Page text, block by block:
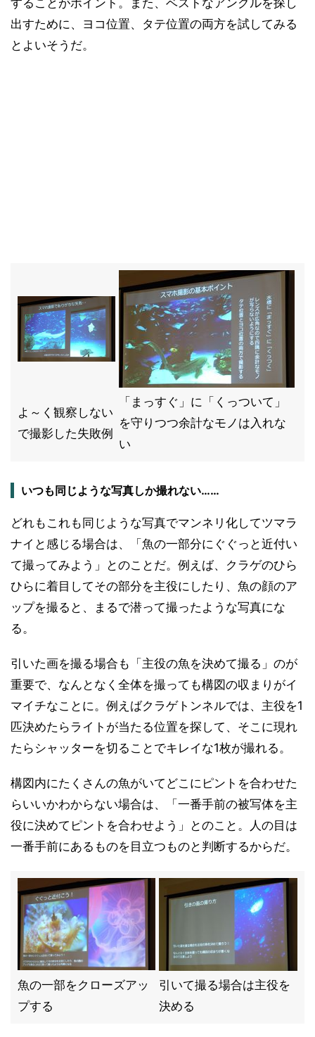
することがポイント。また、ベストなアングルを探し
出すために、ヨコ位置、タテ位置の両方を試してみる
とよいそうだ。
よ～く観察しない
で撮影した失敗例
「まっすぐ」に「くっついて」
を守りつつ余計なモノは入れな
い
いつも同じような写真しか撮れない……
どれもこれも同じような写真でマンネリ化してツマラ
ナイと感じる場合は、「魚の一部分にぐぐっと近付い
て撮ってみよう」とのことだ。例えば、クラゲのひら
ひらに着目してその部分を主役にしたり、魚の顔のア
ップを撮ると、まるで潜って撮ったような写真にな
る。
引いた画を撮る場合も「主役の魚を決めて撮る」のが
重要で、なんとなく全体を撮っても構図の収まりがイ
マイチなことに。例えばクラゲトンネルでは、主役を1
匹決めたらライトが当たる位置を探して、そこに現れ
たらシャッターを切ることでキレイな1枚が撮れる。
構図内にたくさんの魚がいてどこにピントを合わせた
らいいかわからない場合は、「一番手前の被写体を主
役に決めてピントを合わせよう」とのこと。人の目は
一番手前にあるものを目立つものと判断するからだ。
魚の一部をクローズアッ
プする
引いて撮る場合は主役を
決める